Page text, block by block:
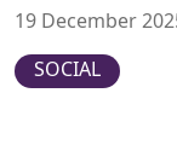
19 December
SOCIAL